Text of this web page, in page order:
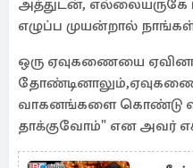
அத்துடன்,
எழுப்ப முயன்றால்
ஒரு ஏவுகணையை
வாகனங்களை கொண்டு
தாக்குவோம்" என அவர்